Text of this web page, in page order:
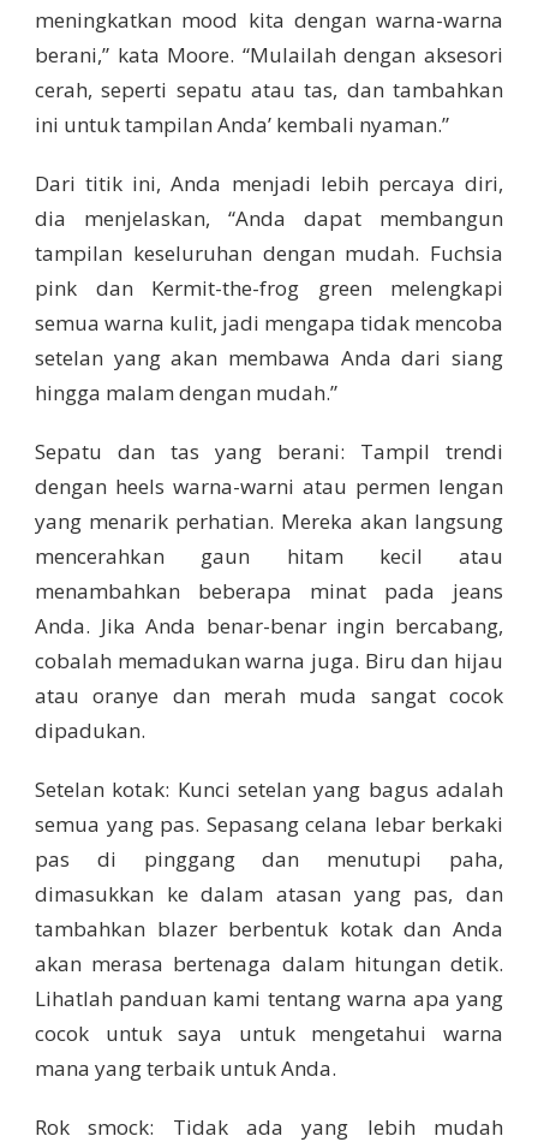
meningkatkan mood kita dengan warna-warna
berani,” kata Moore. “Mulailah dengan aksesori
cerah, seperti sepatu atau tas, dan tambahkan
ini untuk tampilan Anda’ kembali nyaman.”
Dari titik ini, Anda menjadi lebih percaya diri,
dia menjelaskan, “Anda dapat membangun
tampilan keseluruhan dengan mudah. Fuchsia
pink dan Kermit-the-frog green melengkapi
semua warna kulit, jadi mengapa tidak mencoba
setelan yang akan membawa Anda dari siang
hingga malam dengan mudah.”
Sepatu dan tas yang berani: Tampil trendi
dengan heels warna-warni atau permen lengan
yang menarik perhatian. Mereka akan langsung
mencerahkan gaun hitam kecil atau
menambahkan beberapa minat pada jeans
Anda. Jika Anda benar-benar ingin bercabang,
cobalah memadukan warna juga. Biru dan hijau
atau oranye dan merah muda sangat cocok
dipadukan.
Setelan kotak: Kunci setelan yang bagus adalah
semua yang pas. Sepasang celana lebar berkaki
pas di pinggang dan menutupi paha,
dimasukkan ke dalam atasan yang pas, dan
tambahkan blazer berbentuk kotak dan Anda
akan merasa bertenaga dalam hitungan detik.
Lihatlah panduan kami tentang warna apa yang
cocok untuk saya untuk mengetahui warna
mana yang terbaik untuk Anda.
Rok smock: Tidak ada yang lebih mudah